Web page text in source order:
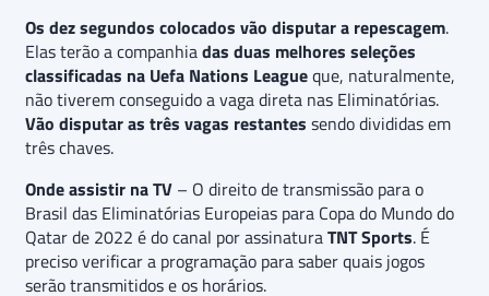
Os dez segundos colocados vão disputar a repescagem.
Elas terão a companhiadas duas melhores seleções
classificadas na Uefa Nations Leagueque, naturalmente,
não tiverem conseguido a vaga direta nas Eliminatórias.
Vão disputar as três vagas restantes sendo divididas em
três chaves.
Onde assistir na TV – O direito de transmissão para o
Brasil das Eliminatórias Europeias para Copa do Mundo do
Qatar de 2022 é do canal por assinaturaTNT Sports. É
preciso verificar a programação para saber quais jogos
serão transmitidos e os horários.